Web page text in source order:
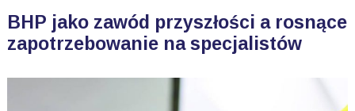
BHP jako zawód przyszłości a rosnące
zapotrzebowanie na specjalistów